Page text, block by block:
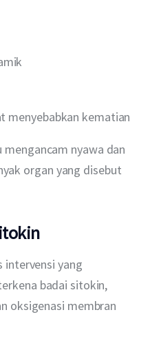
menyebabkan kematian
nyawa dan
organ yang disebut
intervensi yang
badai sitokin,
oksigenasi membran